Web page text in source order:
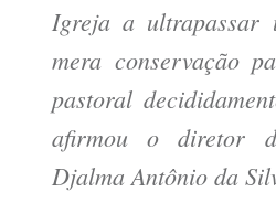
Igreja a ultrapassar
mera conservação
pastoral
afirmou o diretor
Djalma Antônio da